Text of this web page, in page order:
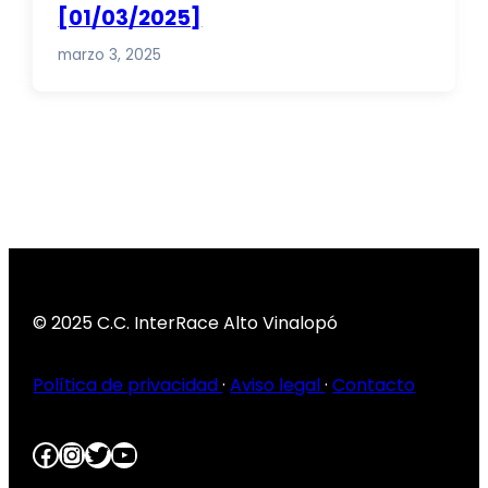
[01/03/2025]
marzo 3, 2025
© 2025 C.C. InterRace Alto Vinalopó
Política de privacidad·Aviso legal·Contacto
Facebook
Instagram
Twitter
YouTube